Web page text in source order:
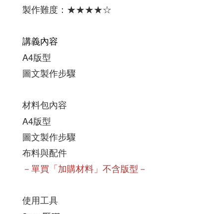
製作難度：★★★★☆
講義內容
A4版型
圖文製作步驟
材料包內容
A4版型
圖文製作步驟
布料與配件
－單買「加購材料」不含版型－
使用工具